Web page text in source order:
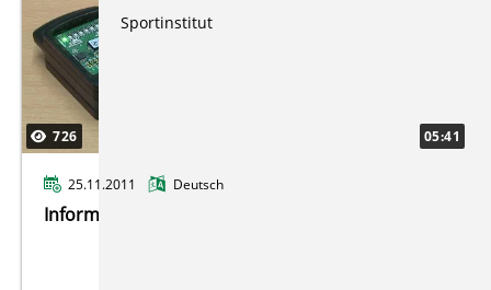
726 05:41
25.11.2011 Deutsch
Informatik auf Probe
Index
Studierende
Projekte
Alumni
Bildspaziergang
Sportinstitut